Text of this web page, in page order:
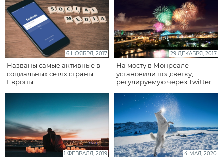
6 НОЯБРЯ, 2017
Названы самые активные в
социальных сетях страны
Европы
29 ДЕКАБРЯ, 2017
На мосту в Монреале
установили подсветку,
регулируемую через Twitter
1 ФЕВРАЛЯ, 2019 4 МАЯ, 2020